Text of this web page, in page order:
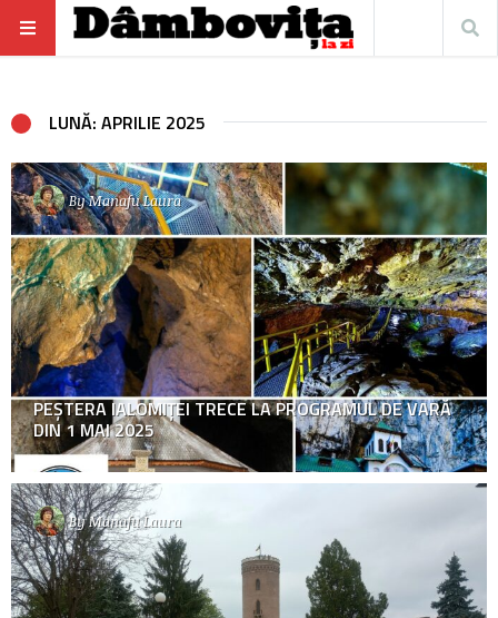
LUNĂ: APRILIE 2025
ByManafu Laura
PEŞTERA IALOMIŢEI TRECE LA PROGRAMUL DE VARĂ
DIN 1 MAI 2025
ByManafu Laura